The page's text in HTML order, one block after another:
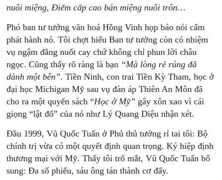
nuôi miệng, Điếm cấp cao bán miệng nuôi trôn…
Phó ban tư tưởng văn hoá Hồng Vinh họp báo nói cấm
phát hành nó. Tôi chợt hiểu Ban tư tưởng còn có nhiệm
vụ ngậm đẳng nuốt cay chứ không chỉ phun lời châu
ngọc. Cũng thấy rõ ràng là bạn “Mà lòng rẻ rúng đã
dành một bên”. Tiền Ninh, con trai Tiền Kỳ Tham, học ở
đại học Michigan Mỹ sau vụ đàn áp Thiên An Môn đã
cho ra một quyển sách “Học ở Mỹ” gây xôn xao vì cái
giọng “lật đổ” của nó như Lý Quang Diệu nhận xét.
Đầu 1999, Vũ Quốc Tuấn ở Phủ thủ tướng rỉ tai tôi: Bộ
chính trị vừa có một quyết định quan trọng. Ký hiệp định
thương mại với Mỹ. Thấy tôi trố mắt, Vũ Quốc Tuấn bố
sung: Đa số phiếu, sáu ông tán thành cơ đấy.